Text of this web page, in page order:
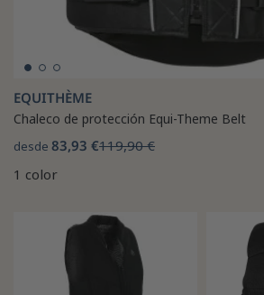
EQUITHÈME
Chaleco de protección Equi-Theme Belt
desde 83,93 €119,90 €
1 color